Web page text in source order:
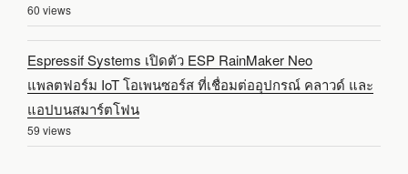
60 views
Espressif Systems เปิดตัว ESP RainMaker Neo
แพลตฟอร์ม IoT โอเพนซอร์ส ที่เชื่อมต่ออุปกรณ์ คลาวด์ และ
แอปบนสมาร์ตโฟน
59 views